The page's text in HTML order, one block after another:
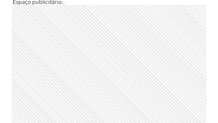
DE
SURPRESA
E
TADEU
SCHMIDT
PODE
SUBSTITUIR
TIAGO
LEIFERT
NO
BBB
22